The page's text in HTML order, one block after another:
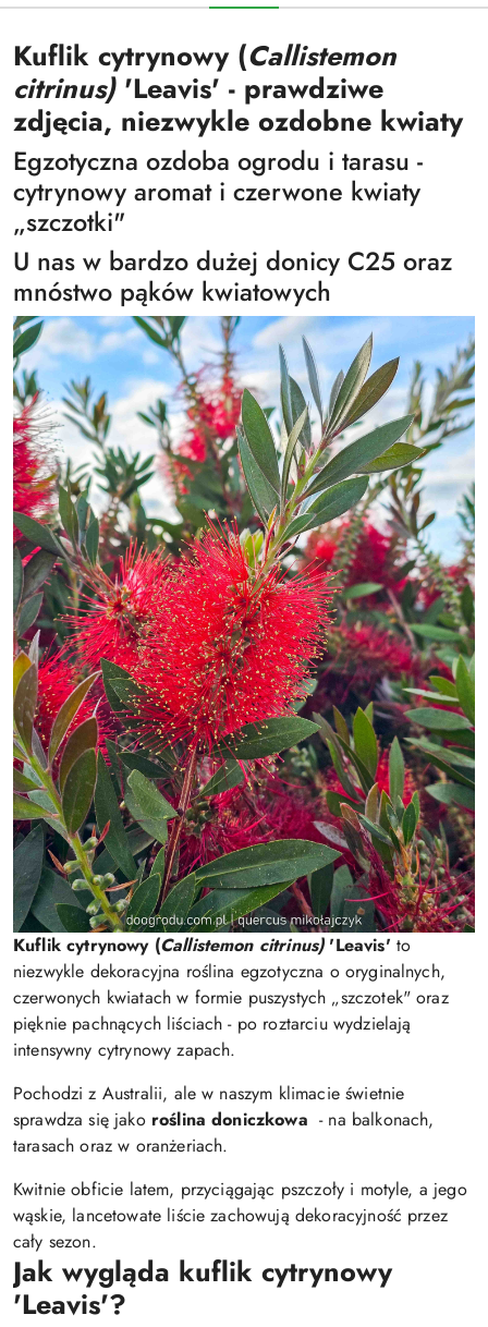
Kuflik cytrynowy (Callistemon
citrinus)'Leavis' - prawdziwe
zdjęcia, niezwykle ozdobne kwiaty
Egzotyczna ozdoba ogrodu i tarasu -
cytrynowy aromat i czerwone kwiaty
„szczotki"
U nas w bardzo dużej donicy C25 oraz
mnóstwo pąków kwiatowych
Kuflik cytrynowy (Callistemon citrinus)'Leavis' to
niezwykle dekoracyjna roślina egzotyczna o oryginalnych,
czerwonych kwiatach w formie puszystych „szczotek" oraz
pięknie pachnących liściach - po roztarciu wydzielają
intensywny cytrynowy zapach.
Pochodzi z Australii, ale w naszym klimacie świetnie
sprawdza się jako roślina doniczkowa - na balkonach,
tarasach oraz w oranżeriach.
Kwitnie obficie latem, przyciągając pszczoły i motyle, a jego
wąskie, lancetowate liście zachowują dekoracyjność przez
cały sezon.
Jak wygląda kuflik cytrynowy
'Leavis'?